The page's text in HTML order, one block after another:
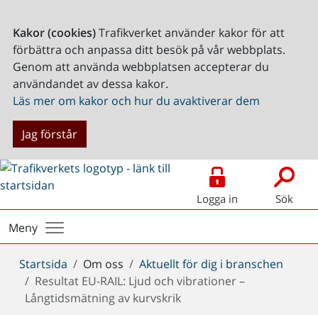
Kakor (cookies)Trafikverket använder kakor för att
förbättra och anpassa ditt besök på vår webbplats.
Genom att använda webbplatsen accepterar du
användandet av dessa kakor.
Läs mer om kakor och hur du avaktiverar dem
Jag förstår
Logga in Sök
Meny
Du
är
här:
Startsida Om oss
Aktuellt för dig i branschen
Resultat EU-RAIL: Ljud och vibrationer –
Långtidsmätning av kurvskrik